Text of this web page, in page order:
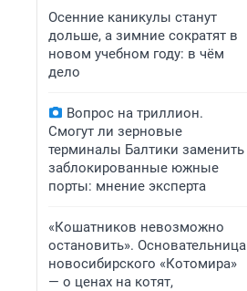
Осенние каникулы станут
дольше, а зимние сократят в
новом учебном году: в чём
дело
Вопрос на триллион.
Смогут ли зерновые
терминалы Балтики заменить
заблокированные южные
порты: мнение эксперта
«Кошатников невозможно
остановить». Основательница
новосибирского «Котомира»
— о ценах на котят,